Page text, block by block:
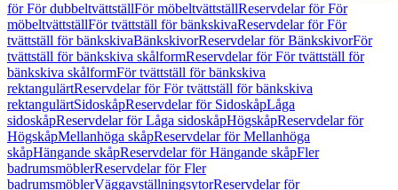
för För dubbeltvättställFör möbeltvättställReservdelar för För
möbeltvättställFör tvättställ för bänkskivaReservdelar för För
tvättställ för bänkskivaBänkskivorReservdelar för BänkskivorFör
tvättställ för bänkskiva skålformReservdelar för För tvättställ för
bänkskiva skålformFör tvättställ för bänkskiva
rektangulärtReservdelar för För tvättställ för bänkskiva
rektangulärtSidoskåpReservdelar för SidoskåpLåga
sidoskåpReservdelar för Låga sidoskåpHögskåpReservdelar för
HögskåpMellanhöga skåpReservdelar för Mellanhöga
skåpHängande skåpReservdelar för Hängande skåpFler
badrumsmöblerReservdelar för Fler
badrumsmöblerVäggavställningsytorReservdelar för